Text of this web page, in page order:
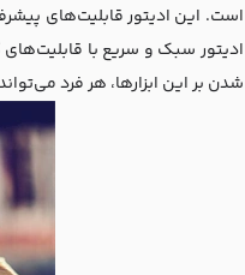
ادیتور سبک و سریع با
شدن بر این ابزارها، هر فرد